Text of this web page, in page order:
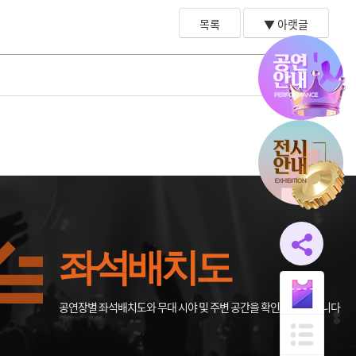
목록 ▼ 아랫글
좌석배치도
공연장별 좌석배치도와 무대 시야 및 주변 공간을 확인할 수 있습니다